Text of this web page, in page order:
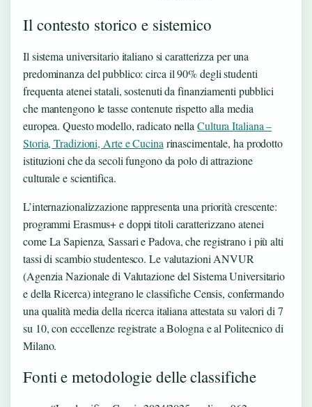
Il contesto storico e sistemico
Il sistema universitario italiano si caratterizza per una
predominanza del pubblico: circa il 90% degli studenti
frequenta atenei statali, sostenuti da finanziamenti pubblici
che mantengono le tasse contenute rispetto alla media
europea. Questo modello, radicato nella Cultura Italiana –
Storia, Tradizioni, Arte e Cucina rinascimentale, ha prodotto
istituzioni che da secoli fungono da polo di attrazione
culturale e scientifica.
L’internazionalizzazione rappresenta una priorità crescente:
programmi Erasmus+ e doppi titoli caratterizzano atenei
come La Sapienza, Sassari e Padova, che registrano i più alti
tassi di scambio studentesco. Le valutazioni ANVUR
(Agenzia Nazionale di Valutazione del Sistema Universitario
e della Ricerca) integrano le classifiche Censis, confermando
una qualità media della ricerca italiana attestata su valori di 7
su 10, con eccellenze registrate a Bologna e al Politecnico di
Milano.
Fonti e metodologie delle classifiche